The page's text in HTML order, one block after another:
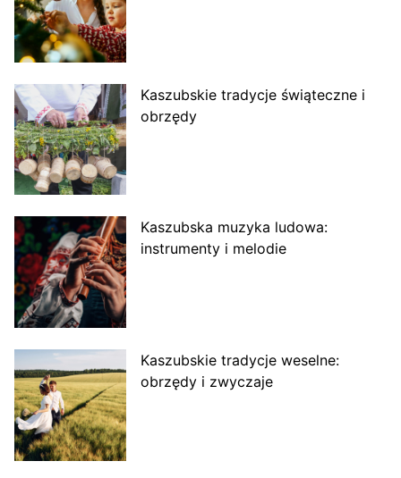
Kaszubskie tradycje świąteczne i
obrzędy
Kaszubska muzyka ludowa:
instrumenty i melodie
Kaszubskie tradycje weselne:
obrzędy i zwyczaje